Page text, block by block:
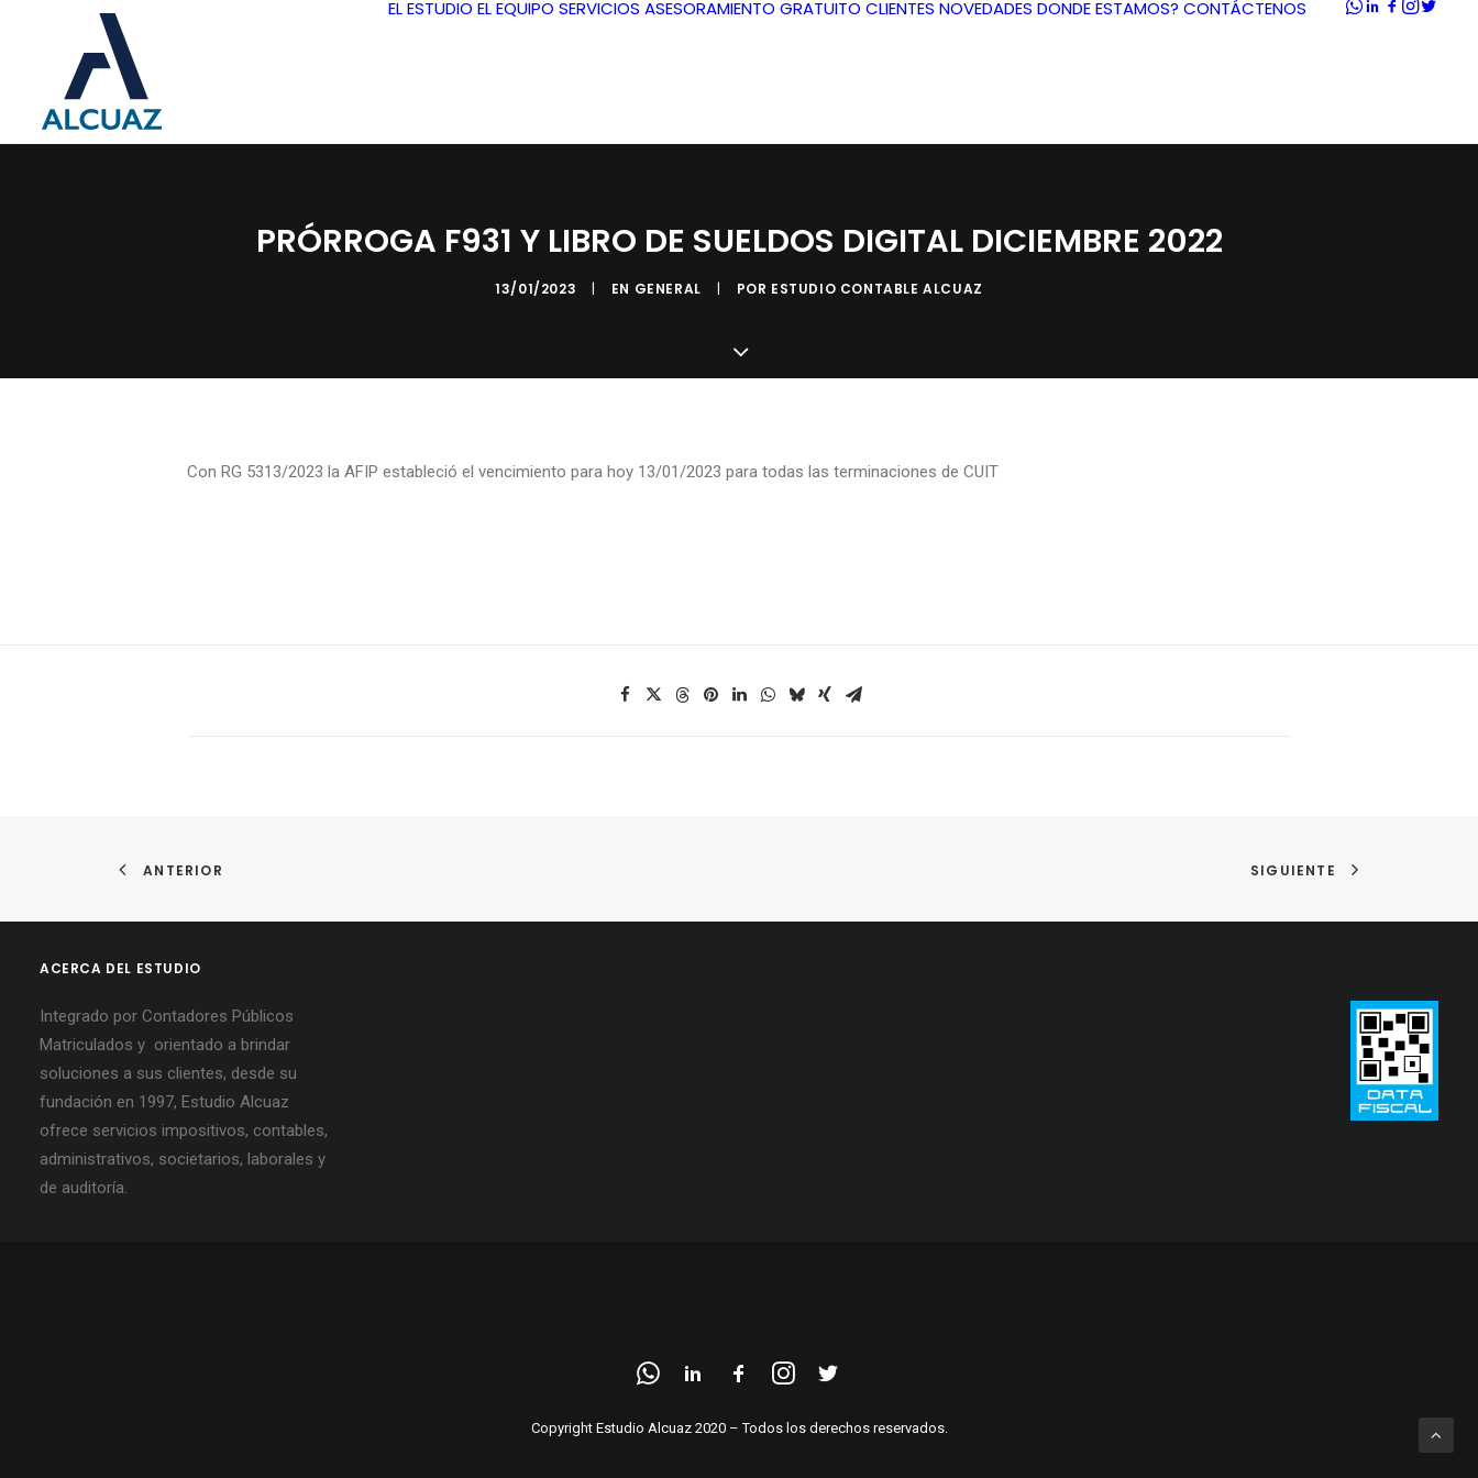
EL ESTUDIO EL EQUIPO SERVICIOS ASESORAMIENTO GRATUITO CLIENTES NOVEDADES DONDE ESTAMOS? CONTÁCTENOS
PRÓRROGA F931 Y LIBRO DE SUELDOS DIGITAL DICIEMBRE 2022
13/01/2023 | EN GENERAL | POR ESTUDIO CONTABLE ALCUAZ
Con RG 5313/2023 la AFIP estableció el vencimiento para hoy 13/01/2023 para todas las terminaciones de CUIT
ANTERIOR SIGUIENTE
ACERCA DEL ESTUDIO
Integrado por Contadores Públicos
Matriculados y orientado a brindar
soluciones a sus clientes, desde su
fundación en 1997, Estudio Alcuaz
ofrece servicios impositivos, contables,
administrativos, societarios, laborales y
de auditoría.
Copyright Estudio Alcuaz 2020 – Todos los derechos reservados.